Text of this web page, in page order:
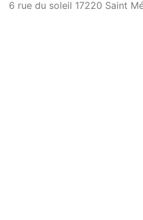
6 rue du soleil 17220 Saint